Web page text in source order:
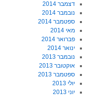
דצמבר 2014
נובמבר 2014
ספטמבר 2014
מאי 2014
פברואר 2014
ינואר 2014
נובמבר 2013
אוקטובר 2013
ספטמבר 2013
יולי 2013
יוני 2013